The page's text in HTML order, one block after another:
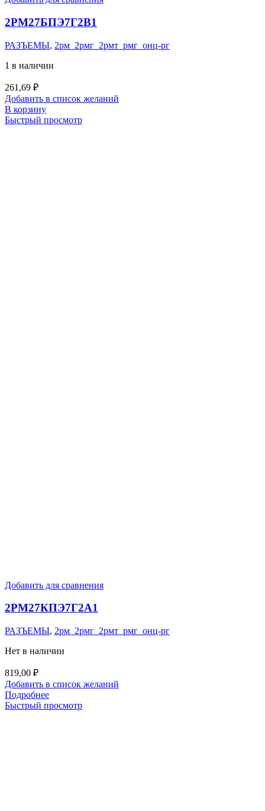
2РМ27БПЭ7Г2В1
РАЗЪЕМЫ, 2рм_2рмг_2рмт_рмг_онц-рг
1 в наличии
261,69 ₽
Добавить в список желаний
В корзину
Быстрый просмотр
Добавить для сравнения
2РМ27КПЭ7Г2А1
РАЗЪЕМЫ, 2рм_2рмг_2рмт_рмг_онц-рг
Нет в наличии
819,00 ₽
Добавить в список желаний
Подробнее
Быстрый просмотр